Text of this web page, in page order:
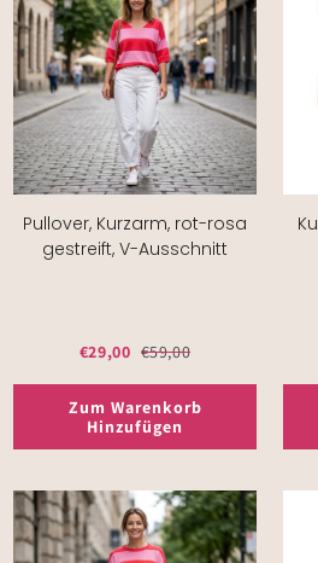
Pullover, Kurzarm, rot-rosa
gestreift, V-Ausschnitt
€29,00 €59,00
Zum Warenkorb
Hinzufügen